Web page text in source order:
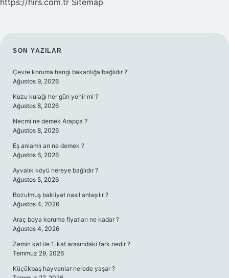
https://hirs.com.tr Sitemap
SIDEBAR
SON YAZILAR
Çevre koruma hangi bakanlığa bağlıdır ?
Ağustos 9, 2026
Kuzu kulağı her gün yenir mi ?
Ağustos 8, 2026
Necmi ne demek Arapça ?
Ağustos 8, 2026
Eş anlamlı arı ne demek ?
Ağustos 6, 2026
Ayvalık köyü nereye bağlıdır ?
Ağustos 5, 2026
Bozulmuş bakliyat nasıl anlaşılır ?
Ağustos 4, 2026
Araç boya koruma fiyatları ne kadar ?
Ağustos 4, 2026
Zemin kat ile 1. kat arasındaki fark nedir ?
Temmuz 29, 2026
Küçükbaş hayvanlar nerede yaşar ?